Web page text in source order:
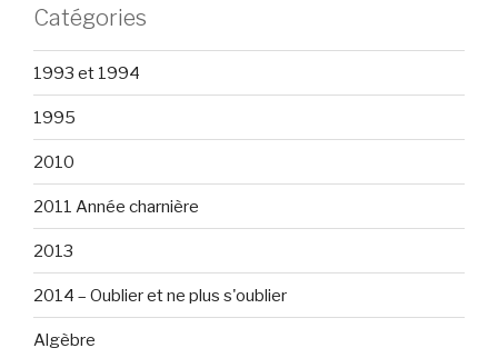
Catégories
1993 et 1994
1995
2010
2011 Année charnière
2013
2014 – Oublier et ne plus s'oublier
Algèbre